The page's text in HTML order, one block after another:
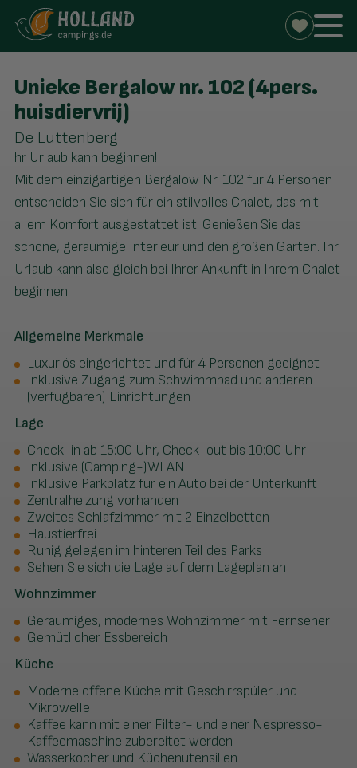
Unieke Bergalow nr. 102 (4pers.
huisdiervrij)
De Luttenberg
hr Urlaub kann beginnen!
Mit dem einzigartigen Bergalow Nr. 102 für 4 Personen
entscheiden Sie sich für ein stilvolles Chalet, das mit
allem Komfort ausgestattet ist. Genießen Sie das
schöne, geräumige Interieur und den großen Garten. Ihr
Urlaub kann also gleich bei Ihrer Ankunft in Ihrem Chalet
beginnen!
Allgemeine Merkmale
Luxuriös eingerichtet und für 4 Personen geeignet
Inklusive Zugang zum Schwimmbad und anderen
(verfügbaren) Einrichtungen
Lage
Check-in ab 15:00 Uhr, Check-out bis 10:00 Uhr
Inklusive (Camping-)WLAN
Inklusive Parkplatz für ein Auto bei der Unterkunft
Zentralheizung vorhanden
Zweites Schlafzimmer mit 2 Einzelbetten
Haustierfrei
Ruhig gelegen im hinteren Teil des Parks
Sehen Sie sich die Lage auf dem Lageplan an
Wohnzimmer
Geräumiges, modernes Wohnzimmer mit Fernseher
Gemütlicher Essbereich
Küche
Moderne offene Küche mit Geschirrspüler und
Mikrowelle
Kaffee kann mit einer Filter- und einer Nespresso-
Kaffeemaschine zubereitet werden
Wasserkocher und Küchenutensilien